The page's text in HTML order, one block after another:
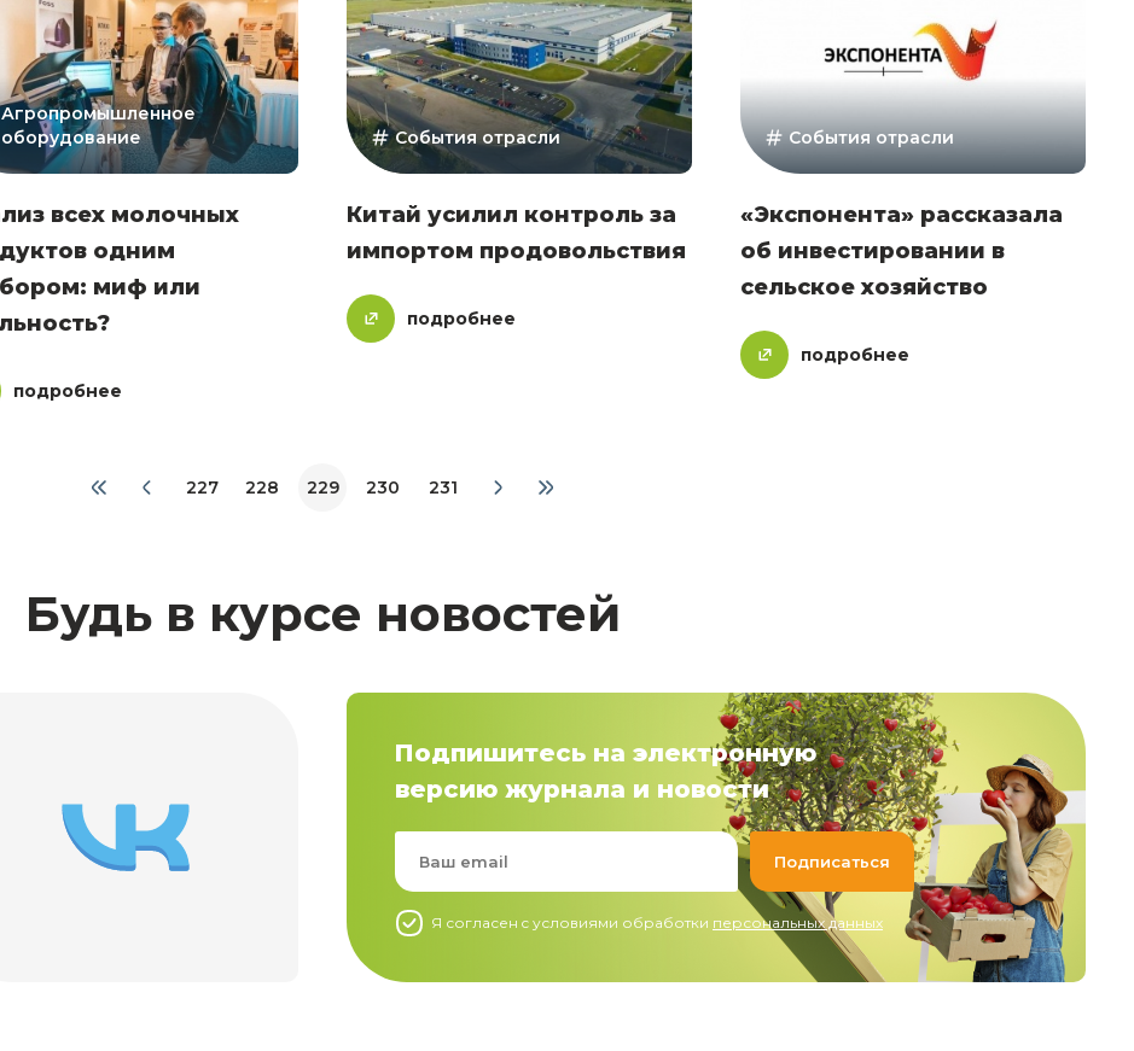
Агропромышленное
оборудование
всех молочных
одним
миф или
подробнее
События отрасли
Китай усилил контроль за
импортом продовольствия
подробнее
События отрасли
«Экспонента» рассказала
об инвестировании в
сельское хозяйство
подробнее
227 228 229 230 231
Будь в курсе новостей
Подпишитесь на электронную
версию журнала и новости
Я согласен c условиями обработки персональных данных